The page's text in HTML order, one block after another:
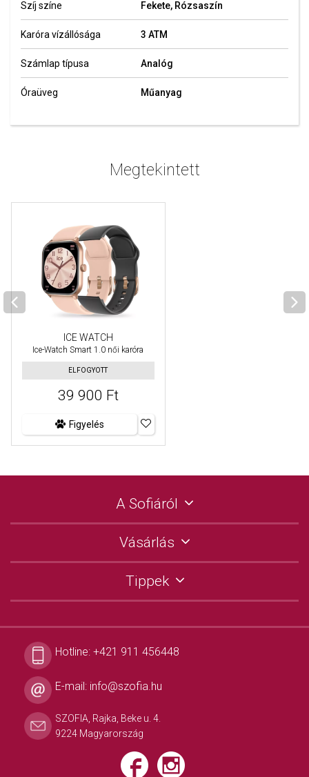
Szíj színe Fekete, Rózsaszín
Karóra vízállósága 3 ATM
Számlap típusa Analóg
Óraüveg Műanyag
Megtekintett
ICE WATCH
Ice-Watch Smart 1.0 női karóra
ELFOGYOTT
39 900 Ft
Figyelés
A Sofiáról
Vásárlás
Tippek
Hotline: +421 911 456448
E-mail: info@szofia.hu
SZOFIA, Rajka, Beke u. 4.
9224 Magyarország